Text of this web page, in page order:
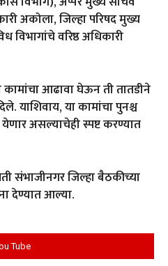
अकोला, जिल्हा परिषद मुख्य
विभागांचे वरिष्ठ अधिकारी
कामांचा आढावा घेऊन ती तातडीने
याशिवाय, या कामांचा पुनश्च
असल्याचेही स्पष्ट करण्यात
संभाजीनगर जिल्हा बैठकीच्या
देण्यात आल्या.
Tube